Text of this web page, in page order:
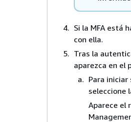
Si la MFA está
con ella.
Tras la
aparezca en el
Para iniciar
seleccione
Aparece el